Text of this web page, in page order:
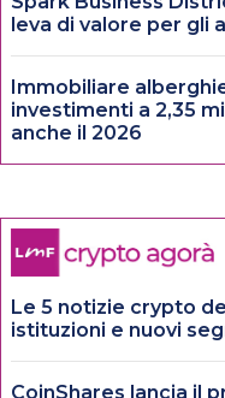
leva di valore per gli
Immobiliare
investimenti a 2,35
anche il 2026
Le 5 notizie crypto
istituzioni e nuovi
CoinShares lancia il